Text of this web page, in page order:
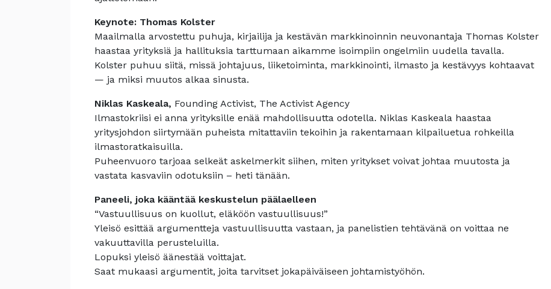
Keynote: Thomas Kolster
Maailmalla arvostettu puhuja, kirjailija ja kestävän markkinoinnin neuvonantaja Thomas Kolster
haastaa yrityksiä ja hallituksia tarttumaan aikamme isoimpiin ongelmiin uudella tavalla.
Kolster puhuu siitä, missä johtajuus, liiketoiminta, markkinointi, ilmasto ja kestävyys kohtaavat
— ja miksi muutos alkaa sinusta.
Niklas Kaskeala, Founding Activist, The Activist Agency
Ilmastokriisi ei anna yrityksille enää mahdollisuutta odotella. Niklas Kaskeala haastaa
yritysjohdon siirtymään puheista mitattaviin tekoihin ja rakentamaan kilpailuetua rohkeilla
ilmastoratkaisuilla.
Puheenvuoro tarjoaa selkeät askelmerkit siihen, miten yritykset voivat johtaa muutosta ja
vastata kasvaviin odotuksiin – heti tänään.
Paneeli, joka kääntää keskustelun päälaelleen
“Vastuullisuus on kuollut, eläköön vastuullisuus!”
Yleisö esittää argumentteja vastuullisuutta vastaan, ja panelistien tehtävänä on voittaa ne
vakuuttavilla perusteluilla.
Lopuksi yleisö äänestää voittajat.
Saat mukaasi argumentit, joita tarvitset jokapäiväiseen johtamistyöhön.